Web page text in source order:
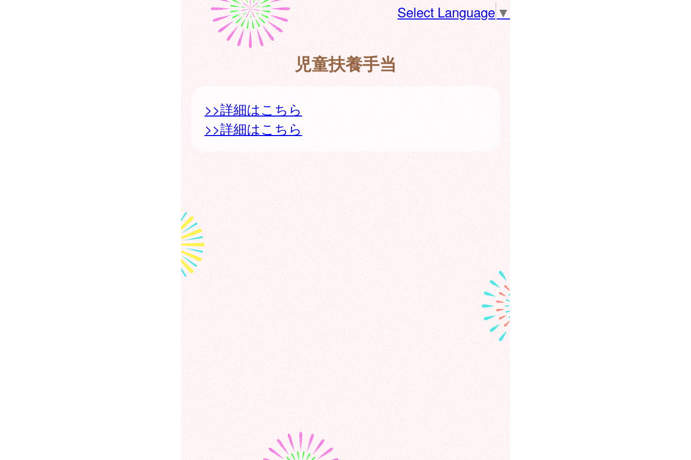
Select Language ▼
児童扶養手当
>>詳細はこちら
>>詳細はこちら